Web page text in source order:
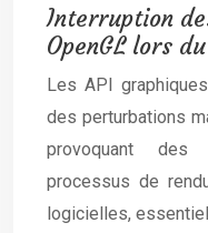
Interruption
OpenGL lors
Les API
des perturbations
provoquant des
processus de
logicielles,